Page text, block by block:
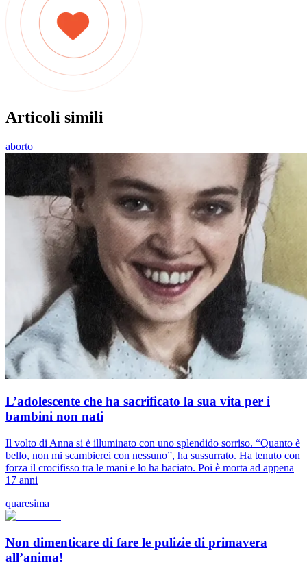
Articoli simili
aborto
L’adolescente che ha sacrificato la sua vita per i
bambini non nati
Il volto di Anna si è illuminato con uno splendido sorriso. “Quanto è
bello, non mi scambierei con nessuno”, ha sussurrato. Ha tenuto con
forza il crocifisso tra le mani e lo ha baciato. Poi è morta ad appena
17 anni
quaresima
Non dimenticare di fare le pulizie di primavera
all’anima!